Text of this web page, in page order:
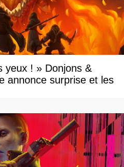
yeux ! » Donjons &
annonce surprise et les